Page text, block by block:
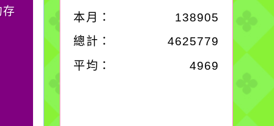
對它哭，它也對你哭。
本月：
138905
總計：
4625779
平均：
4969